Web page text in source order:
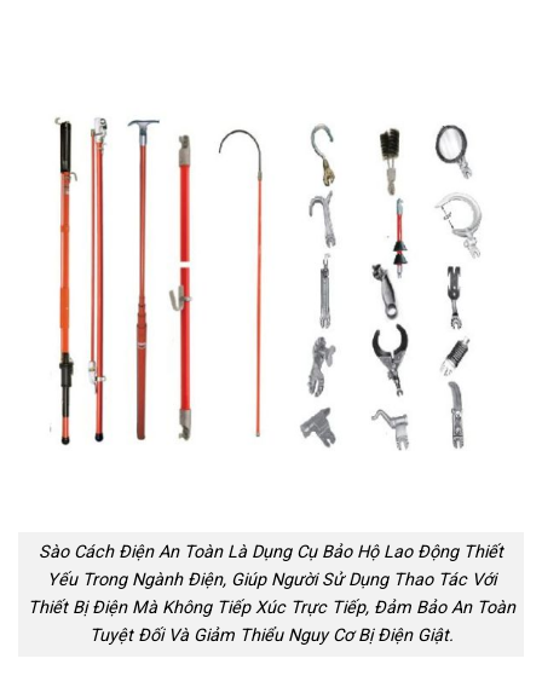
Sào Cách Điện An Toàn Là Dụng Cụ Bảo Hộ Lao Động Thiết
Yếu Trong Ngành Điện, Giúp Người Sử Dụng Thao Tác Với
Thiết Bị Điện Mà Không Tiếp Xúc Trực Tiếp, Đảm Bảo An Toàn
Tuyệt Đối Và Giảm Thiểu Nguy Cơ Bị Điện Giật.